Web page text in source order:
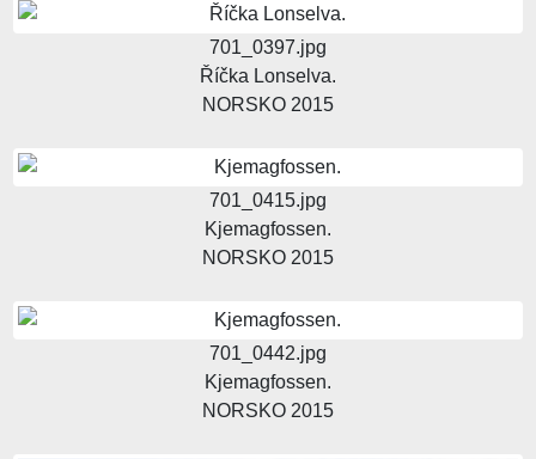
701_0397.jpg
Říčka Lonselva.
NORSKO 2015
701_0415.jpg
Kjemagfossen.
NORSKO 2015
701_0442.jpg
Kjemagfossen.
NORSKO 2015